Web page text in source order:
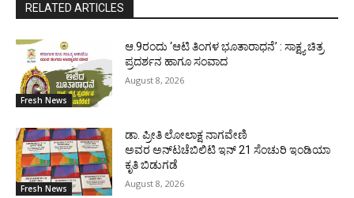
RELATED ARTICLES
Fresh News
ಆ.9ರಂದು ‘ಆಟಿ ತಿಂಗಳ ಭೂತಾರಾಧನೆ’ : ಸಾಕ್ಷ್ಯ ಚಿತ್ರ
ಪ್ರದರ್ಶನ ಹಾಗೂ ಸಂವಾದ
August 8, 2026
Fresh News
ಡಾ. ಪ್ರೀತಿ ಲೋಲಾಕ್ಷ ನಾಗವೇಣಿ
ಅವರ ಅನ್‌ಟಚೆಬಿಲಿಟಿ ಇನ್ 21 ಸೆಂಚುರಿ ಇಂಡಿಯಾ
ಕೃತಿ ಬಿಡುಗಡೆ
August 8, 2026